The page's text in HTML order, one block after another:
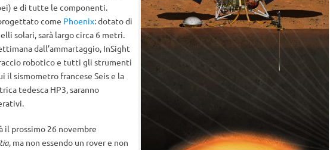
e di tutte le componenti.
come Phoenix: dotato di
solari, sarà largo circa 6 metri.
dall’ammartaggio, InSight
robotico e tutti gli strumenti
il sismometro francese Seis e la
tedesca HP3, saranno
il prossimo 26 novembre
, ma non essendo un rover e non